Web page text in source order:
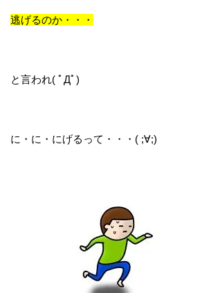
逃げるのか・・・
と言われ( ﾟДﾟ)
に・に・にげるって・・・( ;∀;)